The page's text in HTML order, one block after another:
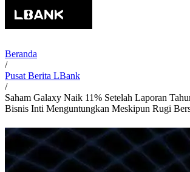
Beranda
/
Pusat Berita LBank
/
Saham Galaxy Naik 11% Setelah Laporan
Bisnis Inti Menguntungkan Meskipun Rugi